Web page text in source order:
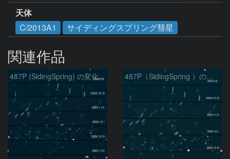
天体
C/2013A1
サイディングスプリング彗星
関連作品
487P (SidingSpring) の変化 487P（SidingSpring ）の変化